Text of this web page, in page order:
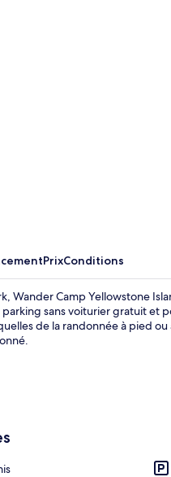
PrixConditions
Wander Camp Yellowstone
sans voiturier gratuit et
de la randonnée à pied